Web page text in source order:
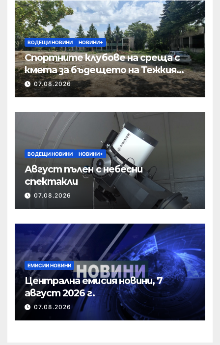
ВОДЕЩИ НОВИНИ НОВИНИ+
Спортните клубове на среща с
кмета за бъдещето на Тежкия
полк
07.08.2026
ВОДЕЩИ НОВИНИ НОВИНИ+
Август пълен с небесни
спектакли
07.08.2026
ЕМИСИИ НОВИНИ
Централна емисия новини, 7
август 2026 г.
07.08.2026